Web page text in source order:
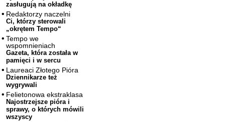
zasługują na okładkę
Redaktorzy naczelni
Ci, którzy sterowali
„okrętem Tempo“
Tempo we
wspomnieniach
Gazeta, która została w
pamięci i w sercu
Laureaci Złotego Pióra
Dziennikarze też
wygrywali
Felietonowa ekstraklasa
Najostrzejsze pióra i
sprawy, o których mówili
wszyscy